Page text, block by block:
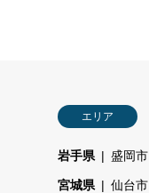
エリア
岩手県 盛岡市
宮城県 仙台市